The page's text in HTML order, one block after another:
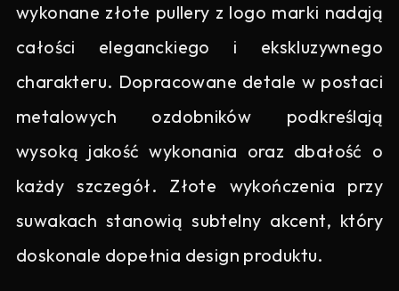
wykonane złote pullery z logo marki nadają
całości eleganckiego i ekskluzywnego
charakteru. Dopracowane detale w postaci
metalowych ozdobników podkreślają
wysoką jakość wykonania oraz dbałość o
każdy szczegół. Złote wykończenia przy
suwakach stanowią subtelny akcent, który
doskonale dopełnia design produktu.